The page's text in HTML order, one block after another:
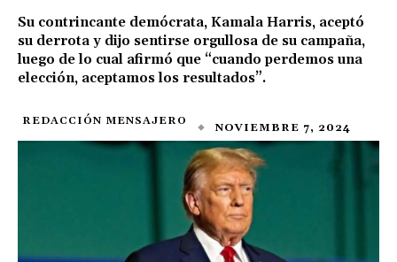
Su contrincante demócrata, Kamala Harris, aceptó
su derrota y dijo sentirse orgullosa de su campaña,
luego de lo cual afirmó que “cuando perdemos una
elección, aceptamos los resultados”.
REDACCIÓN MENSAJERO NOVIEMBRE 7, 2024